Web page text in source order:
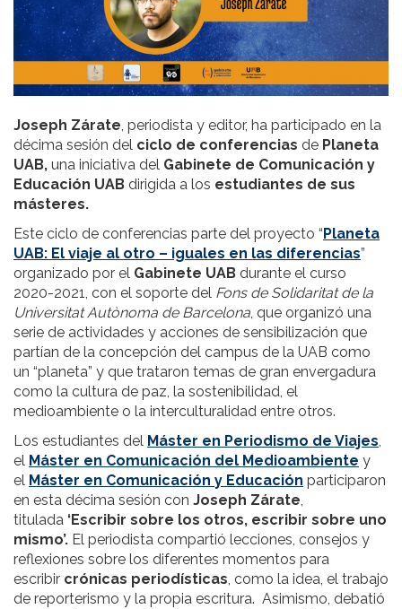
Joseph Zárate, periodista y editor, ha participado en la
décima sesión del ciclo de conferencias de Planeta
UAB, una iniciativa del Gabinete de Comunicación y
Educación UAB dirigida a los estudiantes de sus
másteres.
Este ciclo de conferencias parte del proyecto “ Planeta
UAB: El viaje al otro – iguales en las diferencias”
organizado por el Gabinete UAB durante el curso
2020-2021, con el soporte del Fons de Solidaritat de la
Universitat Autònoma de Barcelona, que organizó una
serie de actividades y acciones de sensibilización que
partían de la concepción del campus de la UAB como
un “planeta” y que trataron temas de gran envergadura
como la cultura de paz, la sostenibilidad, el
medioambiente o la interculturalidad entre otros.
Los estudiantes del Máster en Periodismo de Viajes,
el Máster en Comunicación del Medioambiente y
el Máster en Comunicación y Educación participaron
en esta décima sesión con Joseph Zárate,
titulada ‘Escribir sobre los otros, escribir sobre uno
mismo’. El periodista compartió lecciones, consejos y
reflexiones sobre los diferentes momentos para
escribir crónicas periodísticas, como la idea, el trabajo
de reporterismo y la propia escritura. Asimismo, debatió